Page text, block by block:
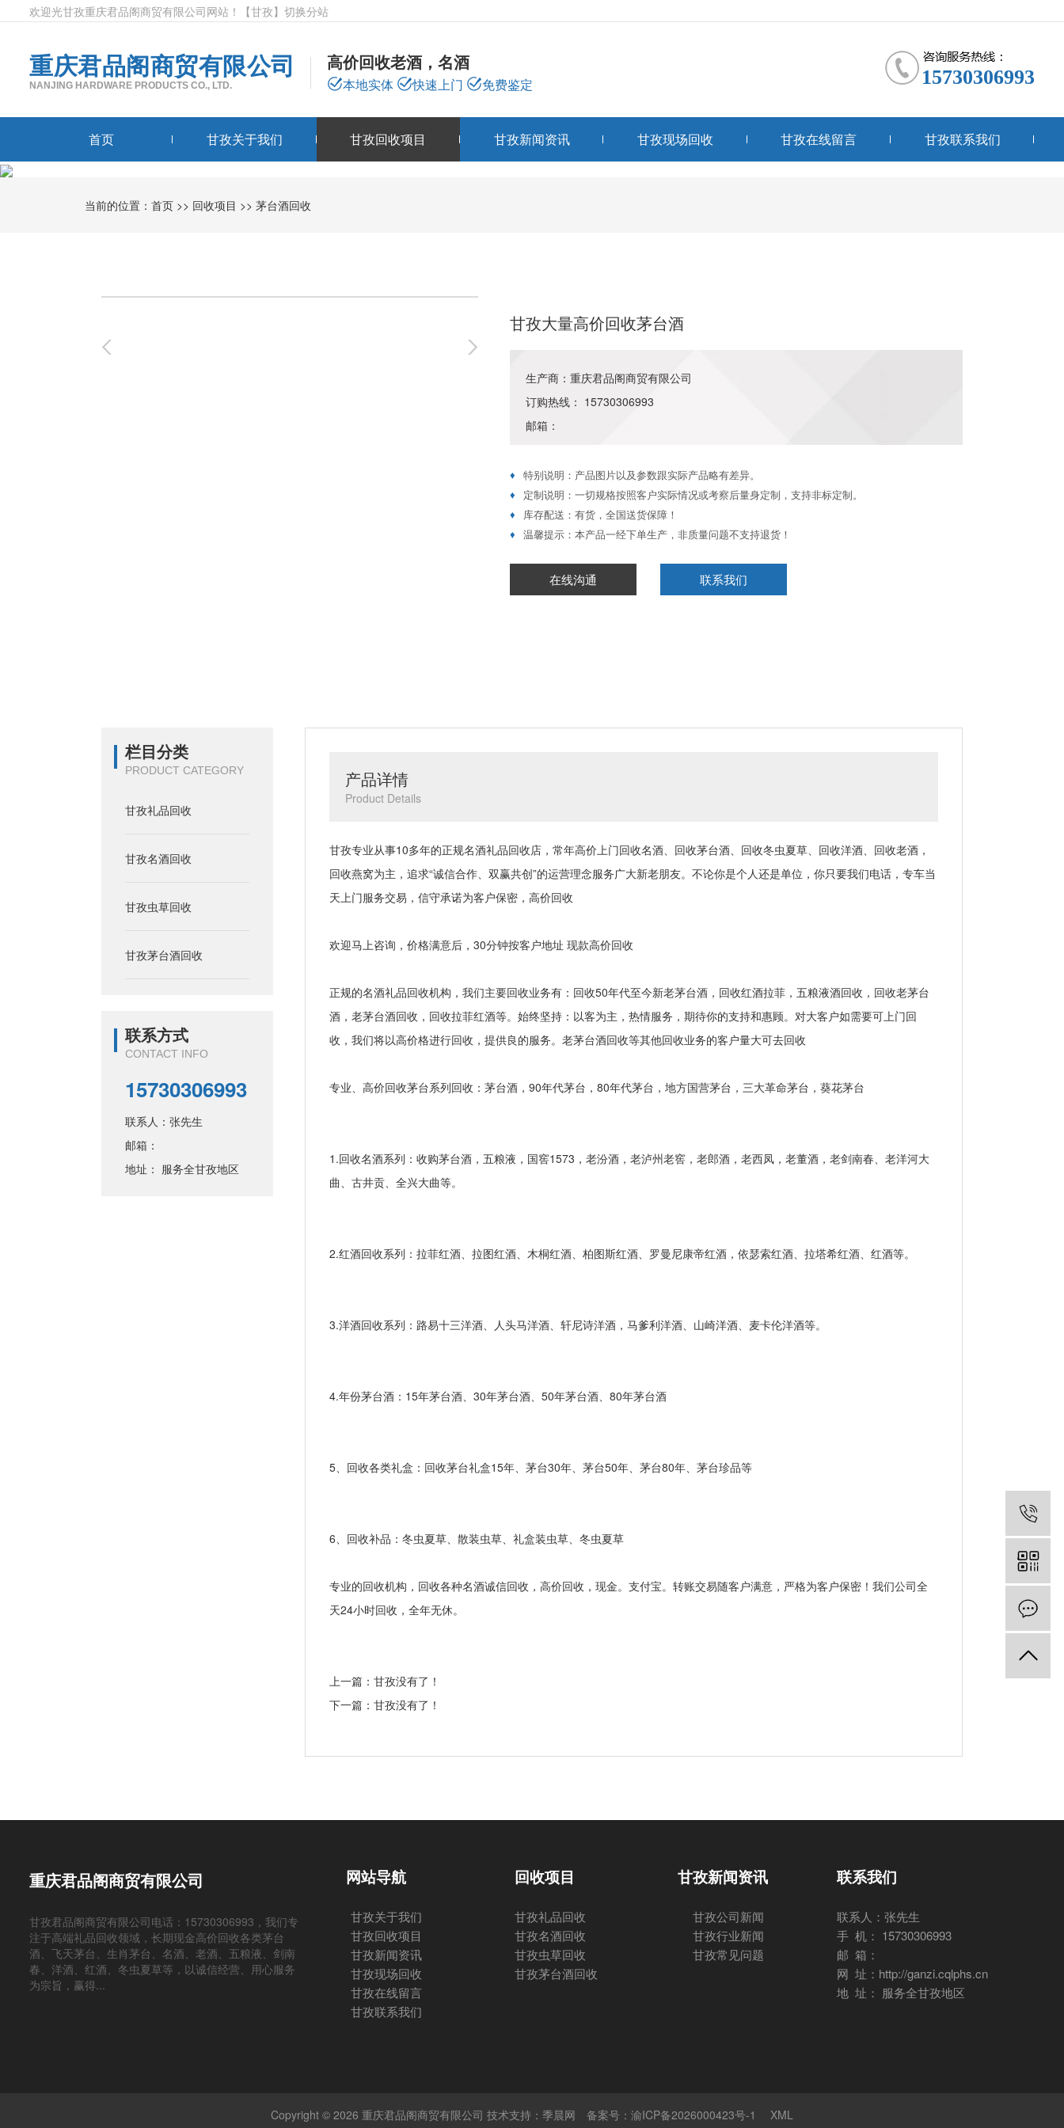
欢迎光甘孜重庆君品阁商贸有限公司网站！ 【甘孜】 切换分站
重庆君品阁商贸有限公司
NANJING HARDWARE PRODUCTS CO., LTD.
高价回收老酒，名酒
本地实体 快速上门 免费鉴定 15730306993
首页 甘孜关于我们 甘孜回收项目 甘孜新闻资讯 甘孜现场回收 甘孜在线留言 甘孜联系我们
当前的位置：首页 >> 回收项目 >>茅台酒回收
甘孜大量高价回收茅台酒
生产商：重庆君品阁商贸有限公司
订购热线： 15730306993
邮箱：
♦ 特别说明：产品图片以及参数跟实际产品略有差异。
♦
定制说明：一切规格按照客户实际情况或考察后量身定制，支持非标定制。
♦
库存配送：有货，全国送货保障！
♦ 温馨提示：本产品一经下单生产，非质量问题不支持退货！
在线沟通 联系我们
栏目分类
PRODUCT CATEGORY
甘孜礼品回收
甘孜名酒回收
甘孜虫草回收
甘孜茅台酒回收
联系方式
CONTACT INFO
15730306993
联系人：张先生
邮箱：
地址： 服务全甘孜地区
产品详情
Product Details
甘孜专业从事10多年的正规名酒礼品回收店，常年高价上门回收名酒、回收茅台酒、回收冬虫夏草、回收洋酒、回收老酒，
回收燕窝为主，追求“诚信合作、双赢共创”的运营理念服务广大新老朋友。不论你是个人还是单位，你只要我们电话，专车当
天上门服务交易，信守承诺为客户保密，高价回收
欢迎马上咨询，价格满意后，30分钟按客户地址 现款高价回收
正规的名酒礼品回收机构，我们主要回收业务有：回收50年代至今新老茅台酒，回收红酒拉菲，五粮液酒回收，回收老茅台
酒，老茅台酒回收，回收拉菲红酒等。始终坚持：以客为主，热情服务，期待你的支持和惠顾。对大客户如需要可上门回
收，我们将以高价格进行回收，提供良的服务。老茅台酒回收等其他回收业务的客户量大可去回收
专业、高价回收茅台系列回收：茅台酒，90年代茅台，80年代茅台，地方国营茅台，三大革命茅台，葵花茅台
1.回收名酒系列：收购茅台酒，五粮液，国窖1573，老汾酒，老泸州老窖，老郎酒，老西凤，老董酒，老剑南春、老洋河大
曲、古井贡、全兴大曲等。
2.红酒回收系列：拉菲红酒、拉图红酒、木桐红酒、柏图斯红酒、罗曼尼康帝红酒，依瑟索红酒、拉塔希红酒、红酒等。
3.洋酒回收系列：路易十三洋酒、人头马洋酒、轩尼诗洋酒，马爹利洋酒、山崎洋酒、麦卡伦洋酒等。
4.年份茅台酒：15年茅台酒、30年茅台酒、50年茅台酒、80年茅台酒
5、回收各类礼盒：回收茅台礼盒15年、茅台30年、茅台50年、茅台80年、茅台珍品等
6、回收补品：冬虫夏草、散装虫草、礼盒装虫草、冬虫夏草
专业的回收机构，回收各种名酒诚信回收，高价回收，现金。支付宝。转账交易随客户满意，严格为客户保密！我们公司全
天24小时回收，全年无休。
上一篇：甘孜没有了！
下一篇：甘孜没有了！
重庆君品阁商贸有限公司
甘孜君品阁商贸有限公司电话：15730306993，我们专
注于高端礼品回收领域，长期现金高价回收各类茅台
酒、飞天茅台、生肖茅台、名酒、老酒、五粮液、剑南
春、洋酒、红酒、冬虫夏草等，以诚信经营、用心服务
为宗旨，赢得...
网站导航
甘孜关于我们
甘孜回收项目
甘孜新闻资讯
甘孜现场回收
甘孜在线留言
甘孜联系我们
回收项目
甘孜礼品回收
甘孜名酒回收
甘孜虫草回收
甘孜茅台酒回收
甘孜新闻资讯
甘孜公司新闻
甘孜行业新闻
甘孜常见问题
联系我们
联系人：张先生
手 机： 15730306993
邮 箱：
网 址：http://ganzi.cqlphs.cn
地 址： 服务全甘孜地区
Copyright © 2026 重庆君品阁商贸有限公司 技术支持：季晨网 备案号：渝ICP备2026000423号-1
XML